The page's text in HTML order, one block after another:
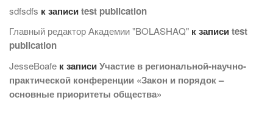
sdfsdfs к записиtest publication
Главный редактор Академии "BOLASHAQ" к записиtest
publication
JesseBoafe к записиУчастие в региональной-научно-
практической конференции «Закон и порядок –
основные приоритеты общества»